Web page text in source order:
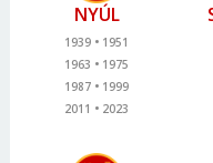
NYÚL
1939
1951
1963
1975
1987
1999
2011
2023